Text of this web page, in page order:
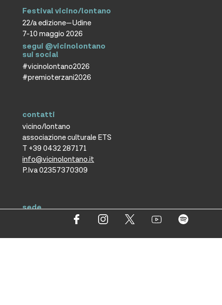
Festival vicino/lontano
22/a edizione—Udine
7-10 maggio 2026
segui @vicinolontano
sui social
#vicinolontano2026
#premioterzani2026
contatti
vicino/lontano
associazione culturale ETS
T +39 0432 287171
info@vicinolontano.it
P.Iva 02357370309
sede
via Francesco Crispi 47